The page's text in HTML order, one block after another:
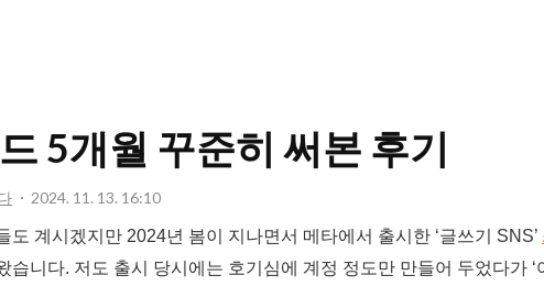
5개월 꾸준히 써본 후기
2024. 11. 13. 16:10
도 계시겠지만 2024년 봄이 지나면서 메타에서 출시한 ‘글쓰기 SNS’
습니다. 저도 출시 당시에는 호기심에 계정 정도만 만들어 두었다가 ‘